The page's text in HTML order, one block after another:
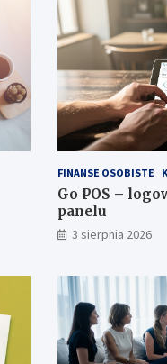
FINANSE OSOBISTE
Go POS –
panelu
3 sierpnia 2026